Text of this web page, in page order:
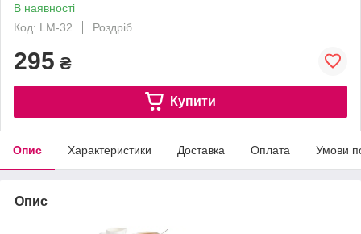
В наявності
Код: LM-32
Роздріб
295 ₴
Купити
Опис Характеристики Доставка Оплата Умови
Опис